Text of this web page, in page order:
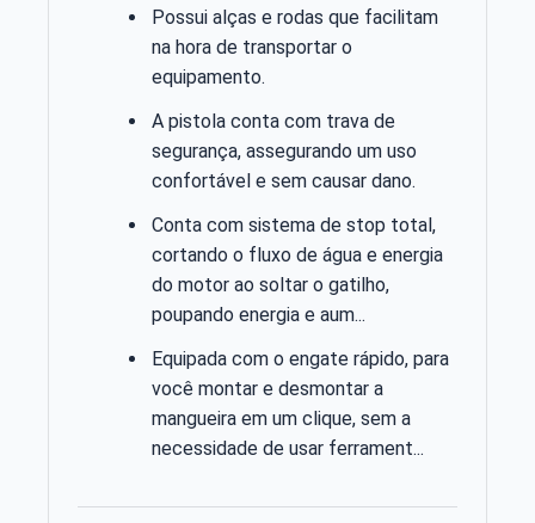
Possui alças e rodas que facilitam
na hora de transportar o
equipamento.
A pistola conta com trava de
segurança, assegurando um uso
confortável e sem causar dano.
Conta com sistema de stop total,
cortando o fluxo de água e energia
do motor ao soltar o gatilho,
poupando energia e aum...
Equipada com o engate rápido, para
você montar e desmontar a
mangueira em um clique, sem a
necessidade de usar ferrament...